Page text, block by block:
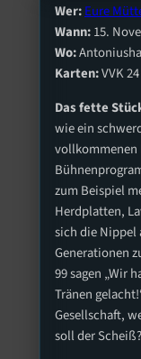
Wer:Eure
Wann:15.
Wo:
Karten:VVK
Das fette
wie ein
vollkommenen
zum Beispiel
Herdplatten,
sich die Nippel
Generationen
99 sagen „Wir
Tränen
Gesellschaft,
soll der